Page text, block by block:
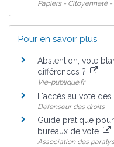
Papiers - Citoyenneté
Pour en savoir plus
Abstention, vote
différences ?
Vie-publique.fr
L'accès au vote
Défenseur des droits
Guide pratique
bureaux de vote
Association des